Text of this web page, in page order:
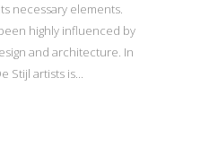
necessary elements.
highly influenced by
and architecture. In
Stijl artists is...